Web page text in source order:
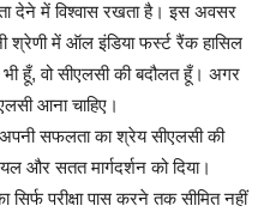
देने में विश्वास रखता है। इस अवसर
श्रेणी में ऑल इंडिया फर्स्ट रैंक हासिल
हूँ, वो सीएलसी की बदौलत हूँ। अगर
आना चाहिए।
अपनी सफलता का श्रेय सीएलसी की
और सतत मार्गदर्शन को दिया।
सिर्फ परीक्षा पास करने तक सीमित नहीं